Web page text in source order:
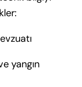
yangın